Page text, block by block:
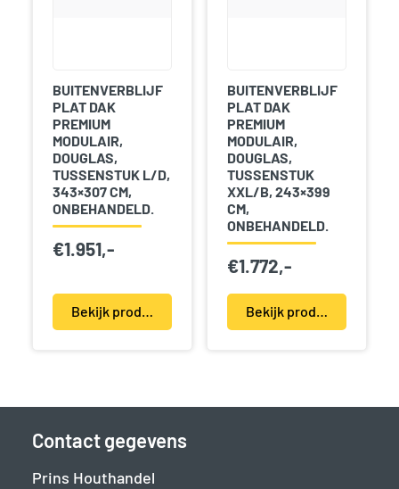
BUITENVERBLIJF
PLAT DAK
PREMIUM
MODULAIR,
DOUGLAS,
TUSSENSTUK L/D,
343×307 CM,
ONBEHANDELD.
€1.951,-
Bekijk product(en)
BUITENVERBLIJF
PLAT DAK
PREMIUM
MODULAIR,
DOUGLAS,
TUSSENSTUK
XXL/B, 243×399
CM,
ONBEHANDELD.
€1.772,-
Bekijk product(en)
Contact gegevens
Prins Houthandel